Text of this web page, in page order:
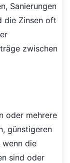
Sanierungen
die Zinsen oft
zwischen
oder mehrere
günstigeren
wenn die
sind oder